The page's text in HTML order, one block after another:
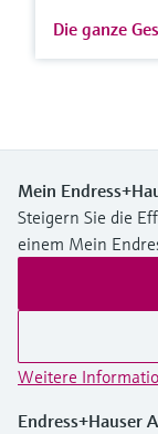
Die ganze
Mein
Steigern Sie die
einem Mein
Weitere
Endress+Hauser